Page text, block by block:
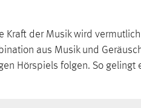
der Musik wird
aus Musik und
Hörspiels folgen. So